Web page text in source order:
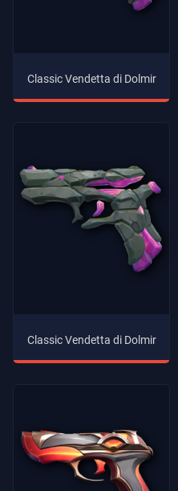
Classic Vendetta di Dolmir
Classic Vendetta di Dolmir